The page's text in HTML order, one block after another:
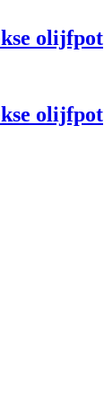
olijfpot
olijfpot